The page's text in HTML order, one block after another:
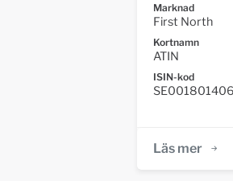
Marknad
First North
Kortnamn
ATIN
ISIN-kod
Läs mer